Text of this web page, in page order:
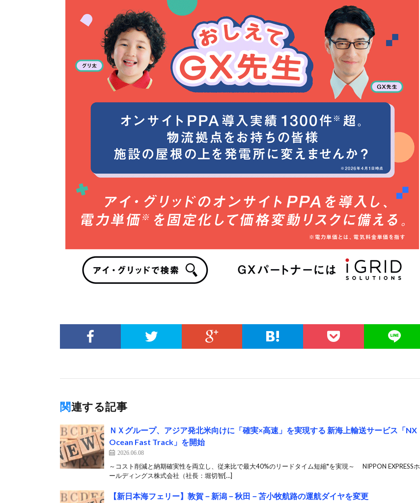
関連する記事
ＮＸグループ、アジア発北米向けに「確実×高速」を実現する 新海上輸送サービス「NX
Ocean Fast Track」を開始
2026.06.08
～コスト削減と納期確実性を両立し、従来比で最大40%のリードタイム短縮*を実現～ NIPPON EXPRESSホ
ールディングス株式会社（社長：堀切智[…]
【新日本海フェリー】敦賀－新潟－秋田－苫小牧航路の運航ダイヤを変更